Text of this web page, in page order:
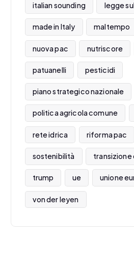
italian sounding legge
made in Italy maltempo
nuova pac nutriscore
patuanelli pesticidi
piano strategico nazionale
politica agricola comune
rete idrica riforma pac
sostenibilità
trump ue unione
von der leyen